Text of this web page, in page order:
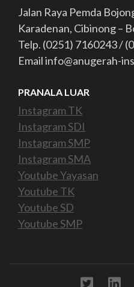
Jalan Raya Pemda
Karadenan, Cibinong –
Telp. (0251) 7160243 /
Email info@anugerah-
PRANALA LUAR
Instagram TK
Instagram SDI
Instagram SMP
Instagram SMA
Youtube Yayasan
Youtube TK
Youtube SD
Youtube SMP